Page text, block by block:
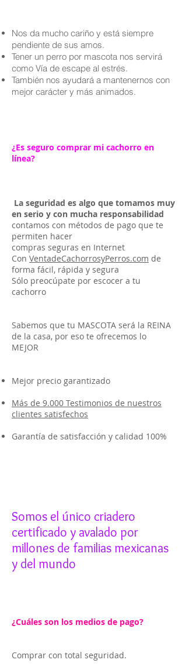
Nos da mucho cariño y está siempre
pendiente de sus amos.
Tener un perro por mascota nos servirá
como Vía de escape al estrés.
También nos ayudará a mantenernos con
mejor carácter y más animados.
¿Es seguro comprar mi cachorro en
línea?
La seguridad es algo que tomamos muy
en serio y con mucha responsabilidad
contamos con métodos de pago que te
permiten hacer
compras seguras en Internet
Con VentadeCachorrosyPerros.com de
forma fácil, rápida y segura
Sólo preocúpate por escocer a tu
cachorro
Sabemos que tu MASCOTA será la REINA
de la casa, por eso te ofrecemos lo
MEJOR
Mejor precio garantizado
Más de 9.000 Testimonios de nuestros
clientes satisfechos
Garantía de satisfacción y calidad 100%
Somos el único criadero
certificado y avalado por
millones de familias mexicanas
y del mundo
¿Cuáles son los medios de pago?
Comprar con total seguridad.